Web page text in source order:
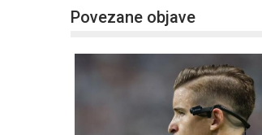
Povezane objave